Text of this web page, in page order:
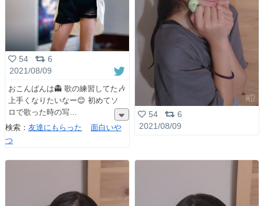
54
6
2021/08/09
おこんばんは👻 歌の練習してた🎶
上手くなりたいなー😊 初めてソ
ロで歌った時の写
検索： 友達にもらった
面白いや
つ
54
6
2021/08/09